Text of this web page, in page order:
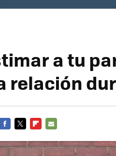
a tu
relación
MAIL